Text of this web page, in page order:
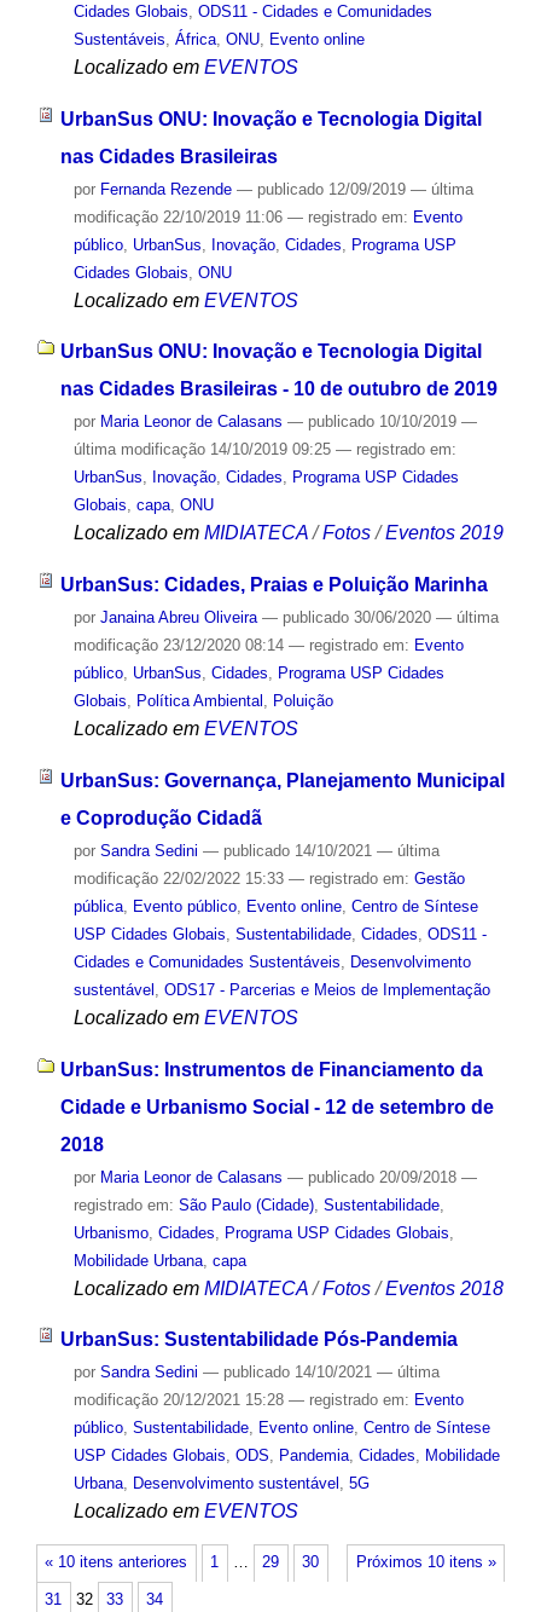
Cidades Globais, ODS11 - Cidades e Comunidades
Sustentáveis, África, ONU, Evento online
Localizado em EVENTOS
UrbanSus ONU: Inovação e Tecnologia Digital
nas Cidades Brasileiras
por Fernanda Rezende — publicado12/09/2019 — última
modificação22/10/2019 11:06 — registrado em: Evento
público, UrbanSus Inovação, Cidades
Programa USP
Cidades Globais ONU
Localizado em EVENTOS
UrbanSus ONU: Inovação e Tecnologia Digital
nas Cidades Brasileiras - 10 de outubro de 2019
por Maria Leonor de Calasans — publicado10/10/2019 —
última modificação14/10/2019 09:25 — registrado em:
UrbanSus, Inovação, Cidades, Programa USP Cidades
Globais, capa, ONU
Localizado em MIDIATECA /Fotos /Eventos 2019
UrbanSus: Cidades, Praias e Poluição Marinha
por Janaina Abreu Oliveira — publicado30/06/2020 — última
modificação23/12/2020 08:14 — registrado em: Evento
público, UrbanSus, Cidades, Programa USP Cidades
Globais, Política Ambiental , Poluição
Localizado em EVENTOS
UrbanSus: Governança, Planejamento Municipal
e Coprodução Cidadã
por Sandra Sedini — publicado14/10/2021 — última
modificação22/02/2022 15:33 — registrado em: Gestão
pública, Evento público, Evento online, Centro de Síntese
USP Cidades Globais Sustentabilidade, Cidades ODS11 -
Cidades e Comunidades Sustentáveis
Desenvolvimento
sustentável
ODS17 - Parcerias e Meios de Implementação
Localizado em EVENTOS
UrbanSus: Instrumentos de Financiamento da
Cidade e Urbanismo Social - 12 de setembro de
2018
por Maria Leonor de Calasans — publicado20/09/2018 —
registrado em: São Paulo (Cidade), Sustentabilidade,
Urbanismo, Cidades Programa USP Cidades Globais
Mobilidade Urbana, capa
Localizado em MIDIATECA /Fotos /Eventos 2018
UrbanSus: Sustentabilidade Pós-Pandemia
por Sandra Sedini — publicado14/10/2021 — última
modificação20/12/2021 15:28 — registrado em: Evento
público, Sustentabilidade, Evento online, Centro de Síntese
USP Cidades Globais, ODS, Pandemia, Cidades, Mobilidade
Urbana, Desenvolvimento sustentável , 5G
Localizado em EVENTOS
« 10 itens anteriores Próximos 10 itens »
1 … 29 30
31 32 33 34